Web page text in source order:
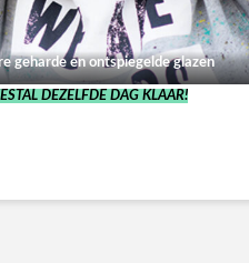
geharde en ontspiegelde glazen
DEZELFDE DAG KLAAR!